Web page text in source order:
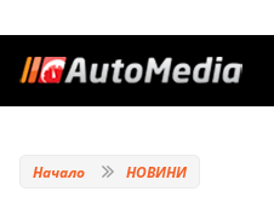
Начало НОВИНИ